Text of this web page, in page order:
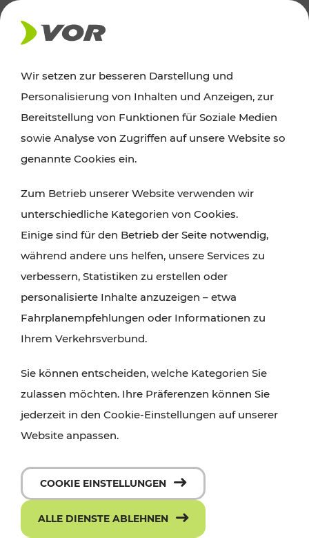
AKTUELLES
Ausflugstipps
Wien, Niederösterreich und das Burgenland
Wanderungen, Kultur und Gastronomie,
Radtouren oder purer Naturgenuss – viele
Attraktionen sind mit den Ticket- und Fahrplan-
Angeboten des VOR gut und schnell erreichbar.
Wir setzen zur besseren Darstellung und
Personalisierung von Inhalten und Anzeigen, zur
Bereitstellung von Funktionen für Soziale Medien
sowie Analyse von Zugriffen auf unsere Website so
genannte Cookies ein.
Zum Betrieb unserer Website verwenden wir
unterschiedliche Kategorien von Cookies.
Einige sind für den Betrieb der Seite notwendig,
während andere uns helfen, unsere Services zu
verbessern, Statistiken zu erstellen oder
personalisierte Inhalte anzuzeigen – etwa
Fahrplanempfehlungen oder Informationen zu
Ihrem Verkehrsverbund.
Sie können entscheiden, welche Kategorien Sie
zulassen möchten. Ihre Präferenzen können Sie
jederzeit in den Cookie-Einstellungen auf unserer
Website anpassen.
COOKIE EINSTELLUNGEN
ALLE DIENSTE ABLEHNEN